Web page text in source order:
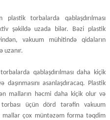
torbalarda qablaşdırılması
şəkildə uzada bilər. Bəzi plastik
vakuum mühitində qidaların
uzanır.
qablaşdırılması daha kiçik
asanlaşdıracaq. Plastik
malların həcmi daha kiçik olur və
üçün dörd tərəfin vakuum
mallar çox müntəzəm forma təqdim